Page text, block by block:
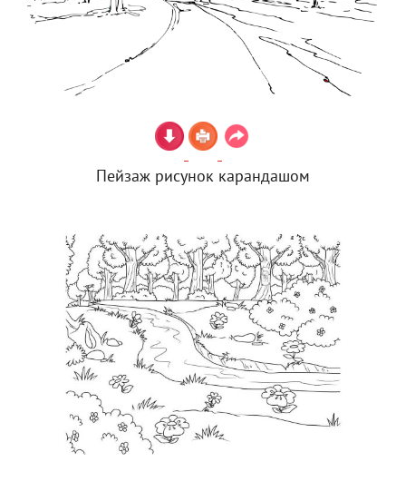
Пейзаж рисунок карандашом